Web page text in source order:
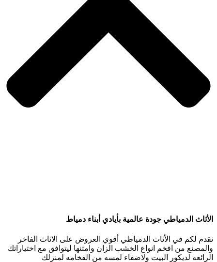
الأثاث الدمياطي جودة عالمية بأيادي أبناء دمياط
نقدم لكم في الأثاث الدمياطي أقوي العروض على الاثاث الفاخر
والمصنع من افخم انواع الخشب الزان وامتنها ليتوافق مع اختياراتك
الرائعه لديكور البيت ولاضفاء لمسه من الفخامه لمنزلك